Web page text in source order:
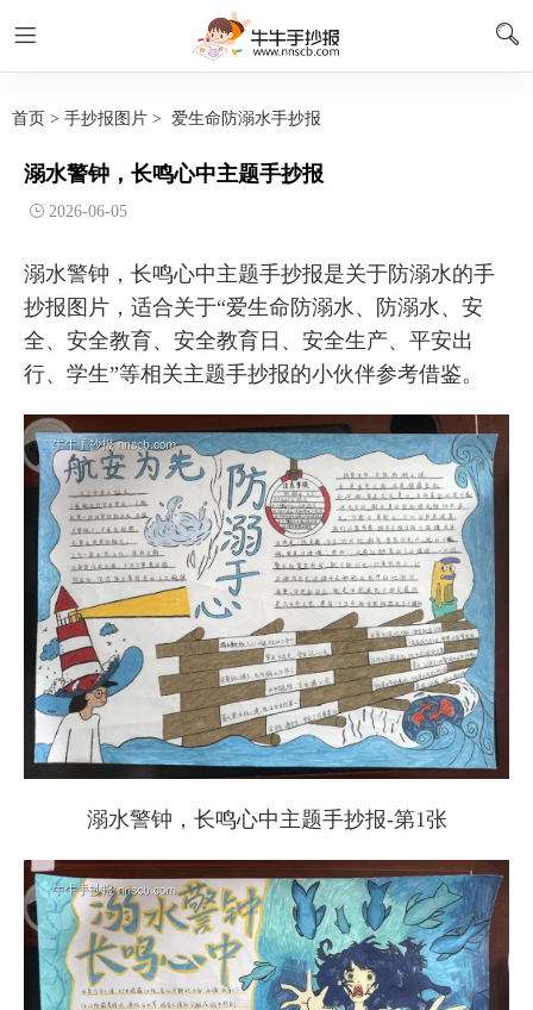
首页 > 手抄报图片 > 爱生命防溺水手抄报
溺水警钟，长鸣心中主题手抄报
2026-06-05
溺水警钟，长鸣心中主题手抄报是关于防溺水的手
抄报图片，适合关于“爱生命防溺水、防溺水、安
全、安全教育、安全教育日、安全生产、平安出
行、学生”等相关主题手抄报的小伙伴参考借鉴。
溺水警钟，长鸣心中主题手抄报-第1张